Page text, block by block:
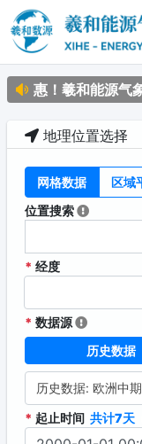
期特惠！羲和能源
地理位置选择
网格数据 区域
位置搜索
* 经度
* 数据源
历史数据
历史数据: 欧洲中
* 起止时间 共计7天